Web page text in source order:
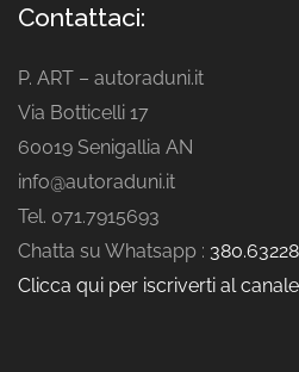
Contattaci:
P. ART – autoraduni.it
Via Botticelli 17
60019 Senigallia AN
info@autoraduni.it
Tel. 071.7915693
Chatta su Whatsapp :
Clicca qui per iscriverti al